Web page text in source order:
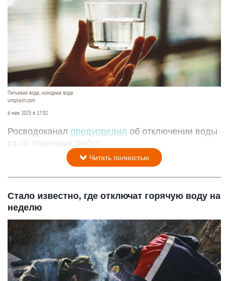
Питьевая вода, холодная вода.
unsplash.com
6 мая 2025 в 17:02
Росводоканал предупредил об отключении воды
из-за плановых работ.
Читать полностью
Стало известно, где отключат горячую воду на
неделю